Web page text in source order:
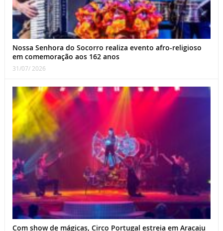
Nossa Senhora do Socorro realiza evento afro-religioso
em comemoração aos 162 anos
31/07/ 2026
Com show de mágicas, Circo Portugal estreia em Aracaju